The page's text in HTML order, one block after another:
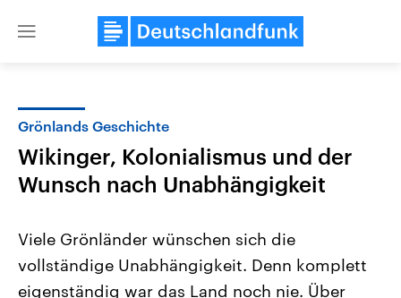
Close
Grönlands Geschichte
Wikinger, Kolonialismus und der
Wunsch nach Unabhängigkeit
Viele Grönländer wünschen sich die
vollständige Unabhängigkeit. Denn komplett
eigenständig war das Land noch nie. Über